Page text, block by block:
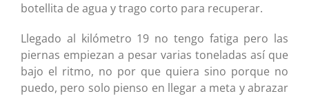
botellita de agua y trago corto para recuperar.
Llegado al kilómetro 19 no tengo fatiga pero las
piernas empiezan a pesar varias toneladas así que
bajo el ritmo, no por que quiera sino porque no
puedo, pero solo pienso en llegar a meta y abrazar